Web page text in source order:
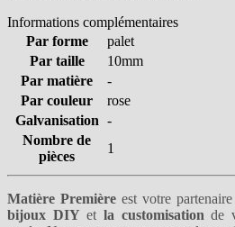
Informations complémentaires
Par forme
palet
Par taille
10mm
Par matière
-
Par couleur
rose
Galvanisation -
Nombre de
pièces
1
Matière Première est votre
bijoux DIY etla customisation de